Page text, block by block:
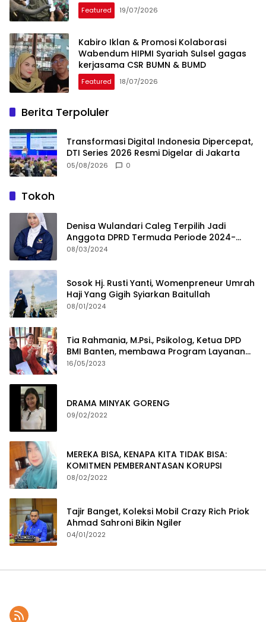
Featured 19/07/2026
Kabiro Iklan & Promosi Kolaborasi
Wabendum HIPMI Syariah Sulsel gagas
kerjasama CSR BUMN & BUMD
Featured 18/07/2026
Berita Terpoluler
Transformasi Digital Indonesia Dipercepat,
DTI Series 2026 Resmi Digelar di Jakarta
05/08/2026 0
Tokoh
Denisa Wulandari Caleg Terpilih Jadi
Anggota DPRD Termuda Periode 2024-
2029
08/03/2024
Sosok Hj. Rusti Yanti, Womenpreneur Umrah
Haji Yang Gigih Syiarkan Baitullah
08/01/2024
Tia Rahmania, M.Psi., Psikolog, Ketua DPD
BMI Banten, membawa Program Layanan
Pembuatan Dokumen Kependudukan
16/05/2023
DRAMA MINYAK GORENG
09/02/2022
MEREKA BISA, KENAPA KITA TIDAK BISA:
KOMITMEN PEMBERANTASAN KORUPSI
08/02/2022
Tajir Banget, Koleksi Mobil Crazy Rich Priok
Ahmad Sahroni Bikin Ngiler
04/01/2022